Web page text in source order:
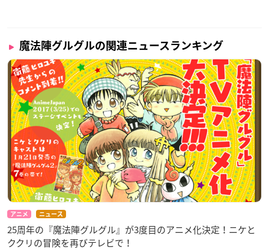
魔法陣グルグルの関連ニュースランキング
アニメ ニュース
25周年の『魔法陣グルグル』が3度目のアニメ化決定！ニケと
ククリの冒険を再びテレビで！